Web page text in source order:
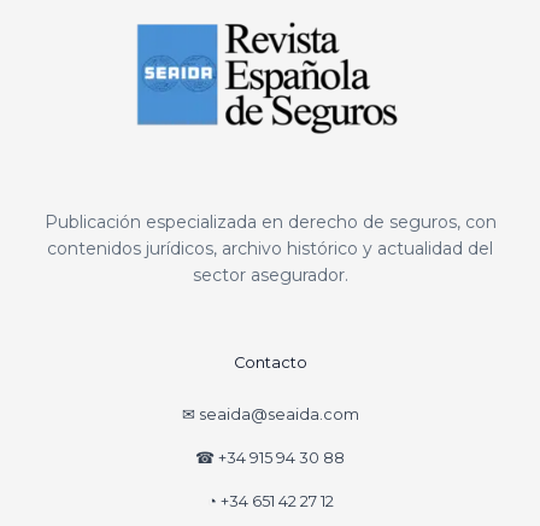
Publicación especializada en derecho de seguros, con
contenidos jurídicos, archivo histórico y actualidad del
sector asegurador.
Contacto
✉ seaida@seaida.com
☎ +34 915 94 30 88
◔ +34 651 42 27 12